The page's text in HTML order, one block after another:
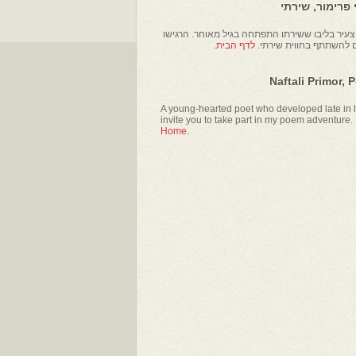
פרימור, שירתי
בליבו ששירתו התפתחה בגיל מאוחר. הרגישו
להשתתף בחווית שירתי. לדף הבית.
Naftali Primor,
A young-hearted poet who developed late in
invite you to take part in my poem adventure.
Home.